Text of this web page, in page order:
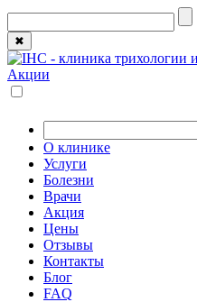
✖
Акции
О клинике
Услуги
Болезни
Врачи
Акция
Цены
Отзывы
Контакты
Блог
FAQ